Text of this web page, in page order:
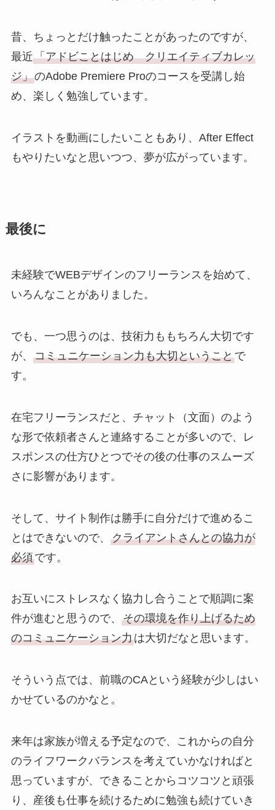
昔、ちょっとだけ触ったことがあったのですが、
最近「アドビことはじめ クリエイティブカレッ
ジ」のAdobe Premiere Proのコースを受講し始
め、楽しく勉強しています。
イラストを動画にしたいこともあり、After Effect
もやりたいなと思いつつ、夢が広がっています。
最後に
未経験でWEBデザインのフリーランスを始めて、
いろんなことがありました。
でも、一つ思うのは、技術力ももちろん大切です
が、 コミュニケーション力も大切ということで
す。
在宅フリーランスだと、チャット（文面）のよう
な形で依頼者さんと連絡することが多いので、レ
スポンスの仕方ひとつでその後の仕事のスムーズ
さに影響があります。
そして、サイト制作は勝手に自分だけで進めるこ
とはできないので、 クライアントさんとの協力が
必須です。
お互いにストレスなく協力し合うことで順調に案
件が進むと思うので、 その環境を作り上げるため
のコミュニケーション力は大切だなと思います。
そういう点では、前職のCAという経験が少しはい
かせているのかなと。
来年は家族が増える予定なので、これからの自分
のライフワークバランスを考えていかなければと
思っていますが、できることからコツコツと頑張
り、産後も仕事を続けるために勉強も続けていき